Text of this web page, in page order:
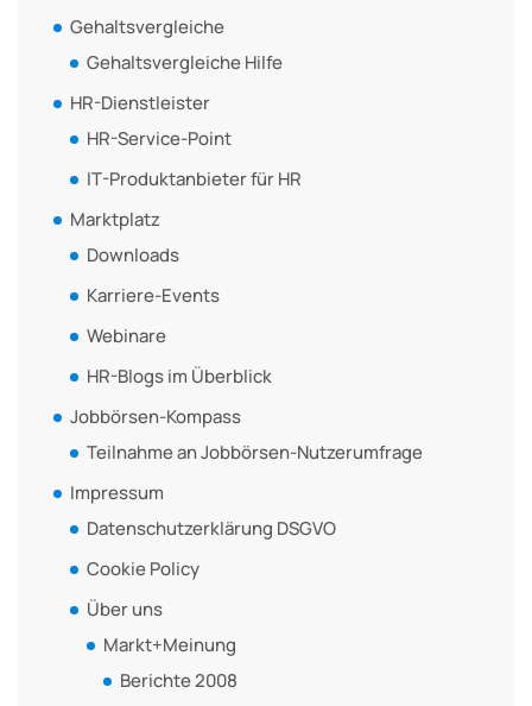
Gehaltsvergleiche
Gehaltsvergleiche Hilfe
HR-Dienstleister
HR-Service-Point
IT-Produktanbieter für HR
Marktplatz
Downloads
Karriere-Events
Webinare
HR-Blogs im Überblick
Jobbörsen-Kompass
Teilnahme an Jobbörsen-Nutzerumfrage
Impressum
Datenschutzerklärung DSGVO
Cookie Policy
Über uns
Markt+Meinung
Berichte 2008